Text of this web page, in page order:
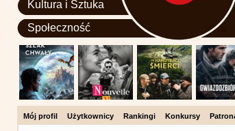
Kultura i Sztuka
Społeczność
Mój profil Użytkownicy Rankingi Konkursy